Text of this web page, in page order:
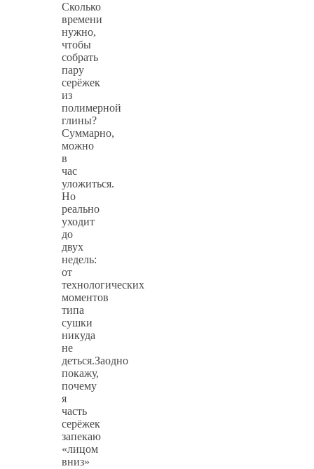
Сколько
времени
нужно,
чтобы
собрать
пару
серёжек
из
полимерной
глины?
Суммарно,
можно
в
час
уложиться.
Но
реально
уходит
до
двух
недель:
от
технологических
моментов
типа
сушки
никуда
не
деться.Заодно
покажу,
почему
я
часть
серёжек
запекаю
«лицом
вниз»